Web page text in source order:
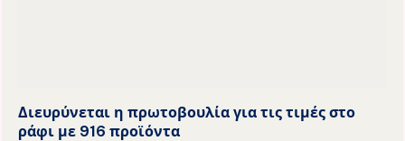
Διευρύνεται η πρωτοβουλία για τις τιμές στο
ράφι με 916 προϊόντα